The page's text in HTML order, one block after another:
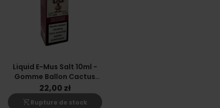
Liquid E-Mus Salt 10ml -
Gomme Ballon Cactus
Citron 20mg
22,00 zł
shopping_cart_off Rupture de stock